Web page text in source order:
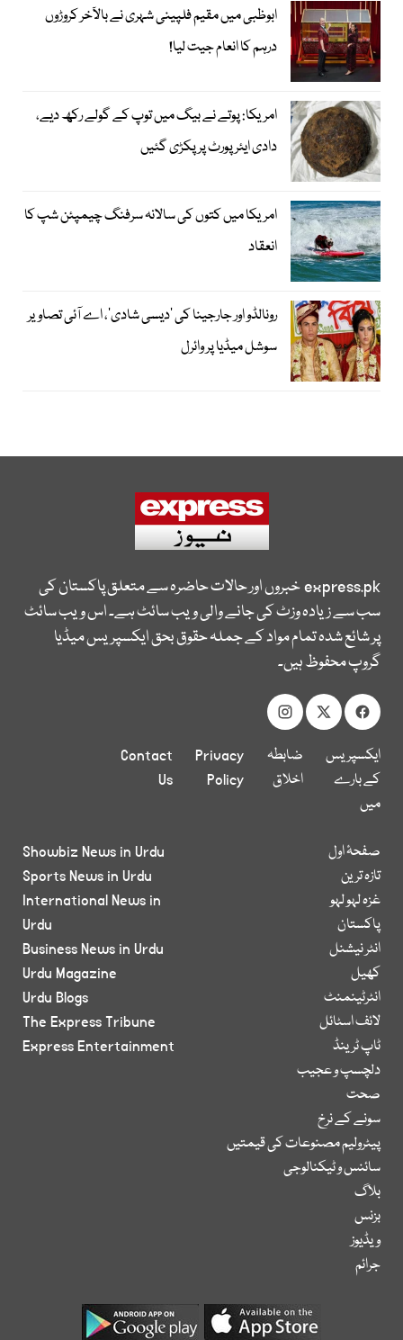
ابوظبی میں مقیم فلپینی شہری نے بالآخر کروڑوں
درہم کا انعام جیت لیا!
امریکا: پوتے نے بیگ میں توپ کے گولے رکھ دیے،
دادی ایئرپورٹ پر پکڑی گئیں
امریکا میں کتوں کی سالانہ سرفنگ چیمپئن شپ کا
انعقاد
رونالڈو اور جارجینا کی ’دیسی شادی‘، اے آئی تصاویر
سوشل میڈیا پر وائرل
express.pkخبروں اور حالات حاضرہ سے متعلق پاکستان کی
سب سے زیادہ وزٹ کی جانے والی ویب سائٹ ہے۔ اس ویب سائٹ
پر شائع شدہ تمام مواد کے جملہ حقوق بحق ایکسپریس میڈیا
گروپ محفوظ ہیں۔
ایکسپریس
کے بارے
میں
ضابطہ
اخلاق
Privacy
Policy
Contact
Us
صفحۂ اول
تازہ ترین
غزہ لہو لہو
پاکستان
انٹر نیشنل
کھیل
انٹرٹینمنٹ
لائف اسٹائل
ٹاپ ٹرینڈ
دلچسپ و عجیب
صحت
سونے کے نرخ
پیٹرولیم مصنوعات کی قیمتیں
سائنس و ٹیکنالوجی
بلاگ
بزنس
ویڈیوز
جرائم
Showbiz News in Urdu
Sports News in Urdu
International News in
Urdu
Business News in Urdu
Urdu Magazine
Urdu Blogs
The Express Tribune
Express Entertainment